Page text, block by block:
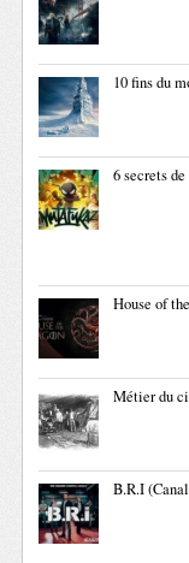
10 fins du
6 secrets
House of
Métier du
B.R.I